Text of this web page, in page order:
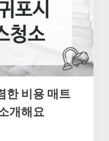
한 비용 매트
개해요